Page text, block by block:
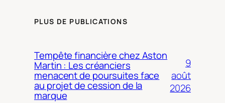
PLUS DE PUBLICATIONS
Tempête financière chez Aston
Martin : Les créanciers
menacent de poursuites face
au projet de cession de la
marque
9
août
2026